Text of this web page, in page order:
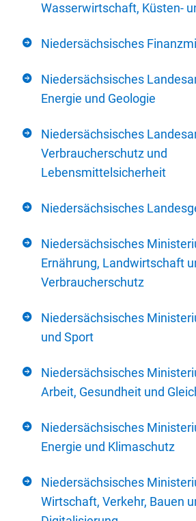
Wasserwirtschaft, Küsten-
Niedersächsisches
Niedersächsisches
Energie und Geologie
Niedersächsisches
Verbraucherschutz und
Lebensmittelsicherheit
Niedersächsisches
Niedersächsisches
Ernährung, Landwirtschaft
Verbraucherschutz
Niedersächsisches
und Sport
Niedersächsisches
Arbeit, Gesundheit und
Niedersächsisches
Energie und Klimaschutz
Niedersächsisches
Wirtschaft, Verkehr, Bauen